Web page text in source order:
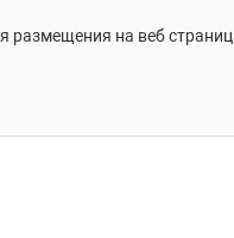
на веб